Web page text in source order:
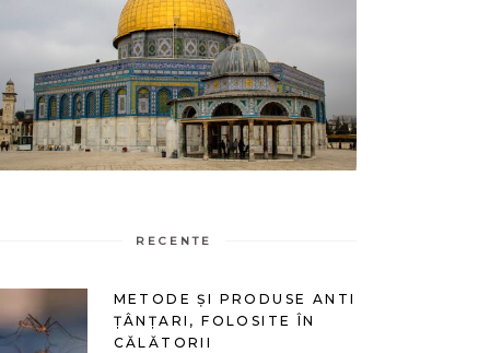
RECENTE
METODE ȘI PRODUSE ANTI
ȚÂNȚARI, FOLOSITE ÎN
CĂLĂTORII